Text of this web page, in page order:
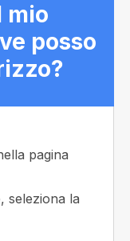
mio
posso
pagina
seleziona la